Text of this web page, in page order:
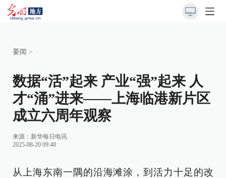
要闻 >
数据“活”起来 产业“强”起来 人
才“涌”进来——上海临港新片区
成立六周年观察
来源： 新华每日电讯
2025-08-20 09:48
从上海东南一隅的沿海滩涂，到活力十足的改